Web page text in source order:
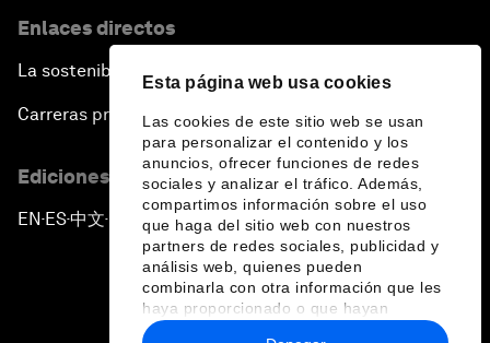
Esta página web usa cookies
Las cookies de este sitio web se usan
para personalizar el contenido y los
anuncios, ofrecer funciones de redes
sociales y analizar el tráfico. Además,
compartimos información sobre el uso
que haga del sitio web con nuestros
partners de redes sociales, publicidad y
análisis web, quienes pueden
combinarla con otra información que les
haya proporcionado o que hayan
recopilado a partir del uso que haya
Enlaces directos
La sostenibilidad en el Foro
Carreras profesionales
Ediciones en otros idiomas
EN ▪ES▪中文▪ 日本語